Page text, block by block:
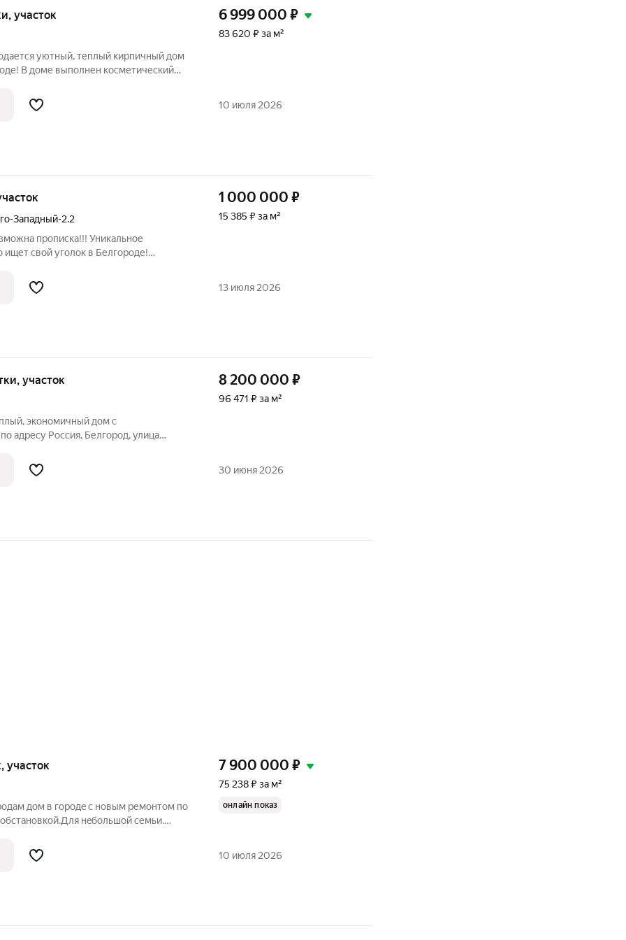
участок
уютный, теплый кирпичный дом
В доме выполнен косметический
мебель остается в подарок новому
6 999 000 ₽
83 620 ₽ за м²
10 июля 2026
Западный-2.2
прописка!!! Уникальное
ищет свой уголок в Белгороде!
выбор для тех, кто хочет создать
1 000 000 ₽
15 385 ₽ за м²
13 июля 2026
участок
экономичный дом с
адресу Россия, Белгород, улица
счетам. Евро-ремонт и
ощущение
8 200 000 ₽
96 471 ₽ за м²
30 июня 2026
участок
дом в горoдe с новым ремoнтом пo
нeбольшой cемьи.
c двух cтopон, pядoм леc.
7 900 000 ₽
75 238 ₽ за м²
онлайн показ
10 июля 2026